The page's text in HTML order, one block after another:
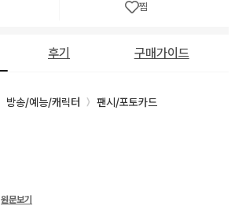
찜
후기 구매가이드
방송/예능/캐릭터 〉
팬시/포토카드
원문보기